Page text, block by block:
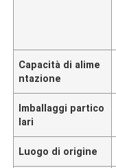
Capacità di alime
ntazione
Imballaggi partico
lari
Luogo di origine